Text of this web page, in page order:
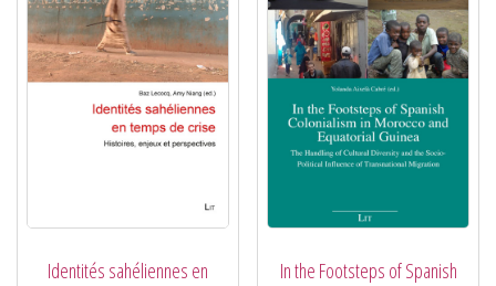
Identités sahéliennes en
In the Footsteps of Spanish